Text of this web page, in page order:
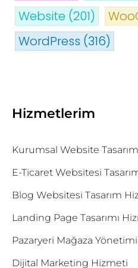
Website (201)
WordPress (316)
Hizmetlerim
Kurumsal Website
E-Ticaret Websitesi
Blog Websitesi Tasarım
Landing Page Tasarımı
Pazaryeri Mağaza
Dijital Marketing Hizmeti